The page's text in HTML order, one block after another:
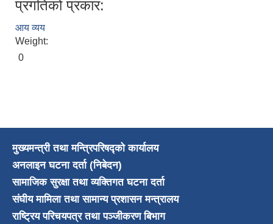
प्रगतिको प्रकार:
आय व्यय
Weight:
0
मुख्यमन्त्री तथा मन्त्रिपरिषद्को कार्यालय
अनलाइन घटना दर्ता (निबेदन)
सामाजिक सुरक्षा तथा व्यक्तिगत घटना दर्ता
संघीय मामिला तथा सामान्य प्रशासन मन्त्रालय
राष्ट्रिय परिचयपत्र तथा पञ्जीकरण बिभाग